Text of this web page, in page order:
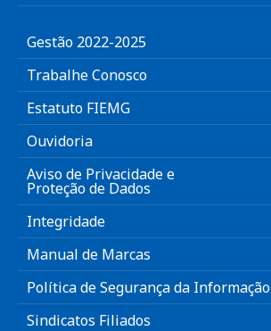
Gestão 2022-2025
Trabalhe Conosco
Estatuto FIEMG
Ouvidoria
Aviso de Privacidade e
Proteção de Dados
Integridade
Manual de Marcas
Política de Segurança da Informação
Sindicatos Filiados